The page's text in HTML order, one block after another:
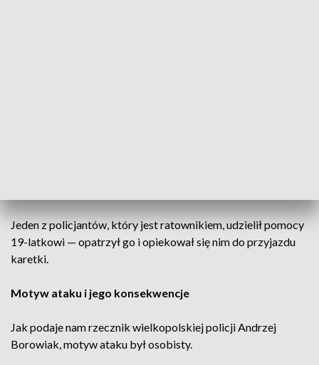
Jeden z policjantów, który jest ratownikiem, udzielił pomocy
19-latkowi — opatrzył go i opiekował się nim do przyjazdu
karetki.
Motyw ataku i jego konsekwencje
Jak podaje nam rzecznik wielkopolskiej policji Andrzej
Borowiak, motyw ataku był osobisty.